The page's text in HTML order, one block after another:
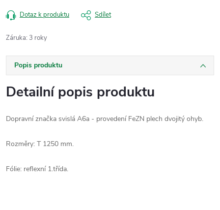
Dotaz k produktu Sdílet
Záruka: 3 roky
Popis produktu
Detailní popis produktu
Dopravní značka svislá A6a - provedení FeZN plech dvojitý ohyb.
Rozměry: T 1250 mm.
Fólie: reflexní 1.třída.